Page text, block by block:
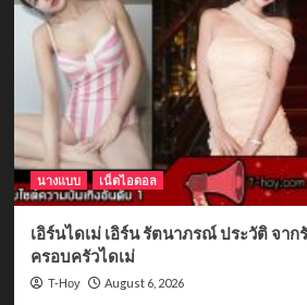
นางแบบ เน็ตไอดอล
เอิร์นไดเม่ เอิร์น รัตนาภรณ์ ประวัติ จาก
ครอบครัวไดเม่
T-Hoy August 6, 2026